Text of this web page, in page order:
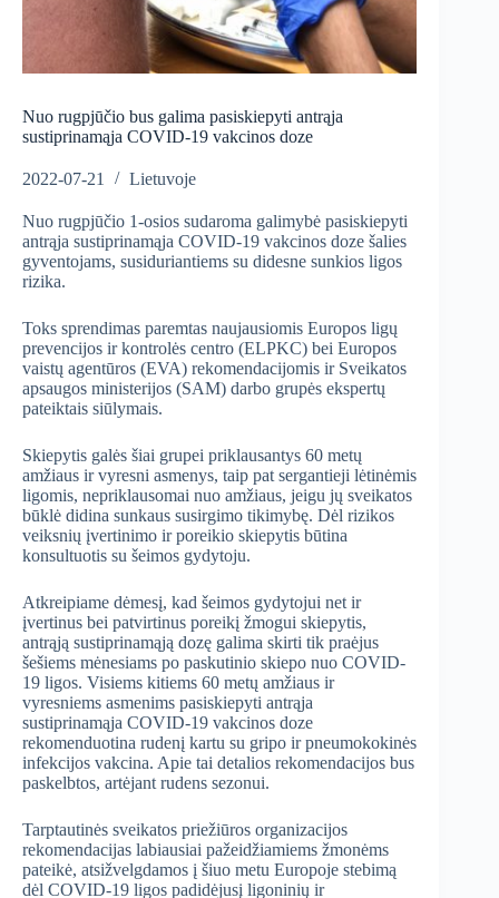
Nuo rugpjūčio bus galima pasiskiepyti antrąja
sustiprinamąja COVID-19 vakcinos doze
2022-07-21 Lietuvoje
Nuo rugpjūčio 1-osios sudaroma galimybė pasiskiepyti
antrąja sustiprinamąja COVID-19 vakcinos doze šalies
gyventojams, susiduriantiems su didesne sunkios ligos
rizika.
Toks sprendimas paremtas naujausiomis Europos ligų
prevencijos ir kontrolės centro (ELPKC) bei Europos
vaistų agentūros (EVA) rekomendacijomis ir Sveikatos
apsaugos ministerijos (SAM) darbo grupės ekspertų
pateiktais siūlymais.
Skiepytis galės šiai grupei priklausantys 60 metų
amžiaus ir vyresni asmenys, taip pat sergantieji lėtinėmis
ligomis, nepriklausomai nuo amžiaus, jeigu jų sveikatos
būklė didina sunkaus susirgimo tikimybę. Dėl rizikos
veiksnių įvertinimo ir poreikio skiepytis būtina
konsultuotis su šeimos gydytoju.
Atkreipiame dėmesį, kad šeimos gydytojui net ir
įvertinus bei patvirtinus poreikį žmogui skiepytis,
antrąją sustiprinamąją dozę galima skirti tik praėjus
šešiems mėnesiams po paskutinio skiepo nuo COVID-
19 ligos. Visiems kitiems 60 metų amžiaus ir
vyresniems asmenims pasiskiepyti antrąja
sustiprinamąja COVID-19 vakcinos doze
rekomenduotina rudenį kartu su gripo ir pneumokokinės
infekcijos vakcina. Apie tai detalios rekomendacijos bus
paskelbtos, artėjant rudens sezonui.
Tarptautinės sveikatos priežiūros organizacijos
rekomendacijas labiausiai pažeidžiamiems žmonėms
pateikė, atsižvelgdamos į šiuo metu Europoje stebimą
dėl COVID-19 ligos padidėjusį ligoninių ir